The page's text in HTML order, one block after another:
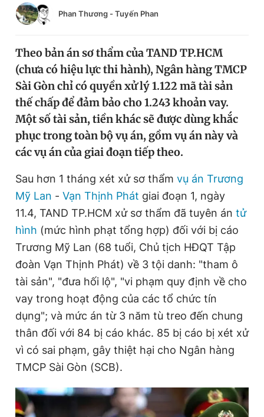
Chào ngày mới Tin 24h
Video Magazine
Sản phẩm khác
Tiện ích Bạn cần biết
Thông tin tòa soạn Liên hệ quảng cáo
Đọc Thanh Niên trên điện thoại
Theo dõi báo trên
0906 645 777 0908 780 404
Đăng xuất
Phan Thương - Tuyến Phan
Theo bản án sơ thẩm của TAND TP.HCM
(chưa có hiệu lực thi hành), Ngân hàng TMCP
Sài Gòn chỉ có quyền xử lý 1.122 mã tài sản
thế chấp để đảm bảo cho 1.243 khoản vay.
Một số tài sản, tiền khác sẽ được dùng khắc
phục trong toàn bộ vụ án, gồm vụ án này và
các vụ án của giai đoạn tiếp theo.
Sau hơn 1 tháng xét xử sơ thẩm vụ án Trương
Mỹ Lan - Vạn Thịnh Phát giai đoạn 1, ngày
11.4, TAND TP.HCM xử sơ thẩm đã tuyên án tử
hình (mức hình phạt tổng hợp) đối với bị cáo
Trương Mỹ Lan (68 tuổi, Chủ tịch HĐQT Tập
đoàn Vạn Thịnh Phát) về 3 tội danh: "tham ô
tài sản", "đưa hối lộ", "vi phạm quy định về cho
vay trong hoạt động của các tổ chức tín
dụng"; và mức án từ 3 năm tù treo đến chung
thân đối với 84 bị cáo khác. 85 bị cáo bị xét xử
vì có sai phạm, gây thiệt hại cho Ngân hàng
TMCP Sài Gòn (SCB).